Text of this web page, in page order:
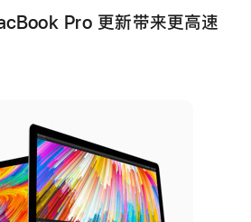
Pro 更新带来更高速